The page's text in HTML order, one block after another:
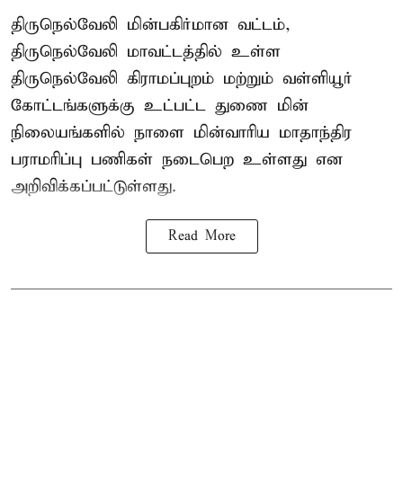
திருநெல்வேலி மின்பகிர்மான வட்டம்,
திருநெல்வேலி மாவட்டத்தில் உள்ள
திருநெல்வேலி கிராமப்புறம் மற்றும் வள்ளியூர்
கோட்டங்களுக்கு உட்பட்ட துணை மின்
நிலையங்களில் நாளை மின்வாரிய மாதாந்திர
பராமரிப்பு பணிகள் நடைபெற உள்ளது என
அறிவிக்கப்பட்டுள்ளது.
Read More